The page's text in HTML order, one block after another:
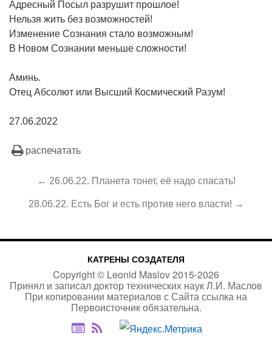
Адресный Посыл разрушит прошлое!
Нельзя жить без возможностей!
Изменение Сознания стало возможным!
В Новом Сознании меньше сложности!
Аминь.
Отец Абсолют или Высший Космический Разум!
27.06.2022
распечатать
← 26.06.22. Планета тонет, её надо спасать!
28.06.22. Есть Бог и есть против него власти! →
КАТРЕНЫ СОЗДАТЕЛЯ
Copyright © Leonid Maslov2015-2026
Принял и записал доктор технических наук Л.И. Маслов
При копировании материалов с Сайтассылка на
Первоисточникобязательна.